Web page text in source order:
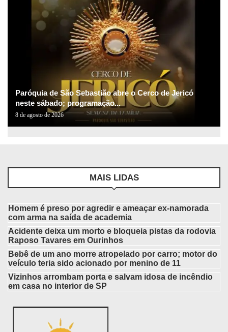
Paróquia de São Sebastião abre o Cerco de Jericó
neste sábado; programação...
8 de agosto de 2026
MAIS LIDAS
Homem é preso por agredir e ameaçar ex-namorada
com arma na saída de academia
Acidente deixa um morto e bloqueia pistas da rodovia
Raposo Tavares em Ourinhos
Bebê de um ano morre atropelado por carro; motor do
veículo teria sido acionado por menino de 11
Vizinhos arrombam porta e salvam idosa de incêndio
em casa no interior de SP